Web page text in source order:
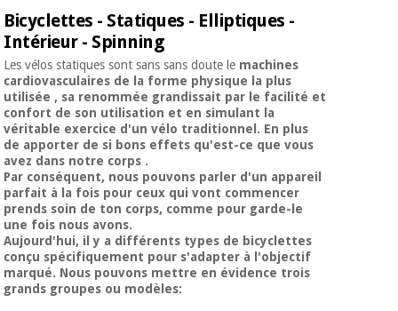
Nos
produits
Kinefis
Nouveautes
Offres
Outlet
du
corps
Dentisterie
équipement
médical
Médecine
traditionnelle
chinoise
Mobilier
clinique
Nos
produits
Kinefis
Nouveautes
Offres
de vie
et
soins
du
corps
Dentisterie
équipement
médical
Médecine
traditionnelle
Bicyclettes - Statiques - Elliptiques -
Intérieur - Spinning
Les vélos statiques sont sans sans doute le machines
cardiovasculaires de la forme physique la plus
utilisée , sa renommée grandissait par le facilité et
confort de son utilisation et en simulant la
véritable exercice d'un vélo traditionnel. En plus
de apporter de si bons effets qu'est-ce que vous
avez dans notre corps .
Par conséquent, nous pouvons parler d'un appareil
parfait à la fois pour ceux qui vont commencer
prends soin de ton corps, comme pour garde-le
une fois nous avons.
Aujourd'hui, il y a différents types de bicyclettes
conçu spécifiquement pour s'adapter à l'objectif
marqué. Nous pouvons mettre en évidence trois
grands groupes ou modèles: